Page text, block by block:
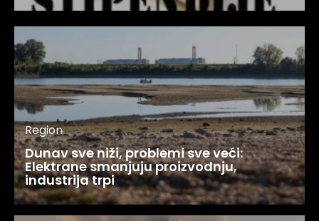
Region
Dunav sve niži, problemi sve veći:
Elektrane smanjuju proizvodnju,
industrija trpi